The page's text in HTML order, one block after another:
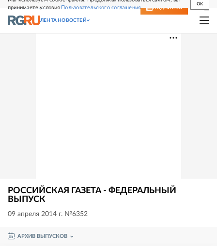
принимаете условия Пользовательского соглашения
OK
СВЕЖИЙ НОМЕР ПОДПИСКА
ЛЕНТА НОВОСТЕЙ
РОССИЙСКАЯ ГАЗЕТА - ФЕДЕРАЛЬНЫЙ
ВЫПУСК
09 апреля 2014 г. №6352
АРХИВ ВЫПУСКОВ